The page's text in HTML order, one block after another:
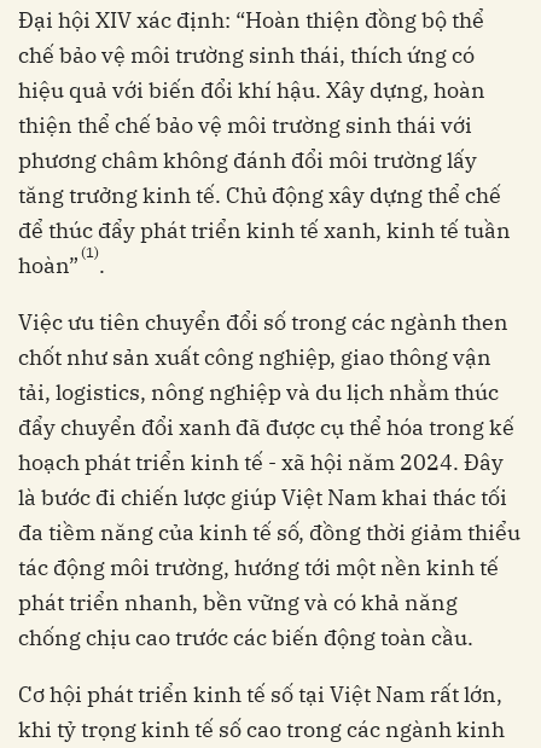
Đại hội XIV xác định: “Hoàn thiện đồng bộ thể
chế bảo vệ môi trường sinh thái, thích ứng có
hiệu quả với biến đổi khí hậu. Xây dựng, hoàn
thiện thể chế bảo vệ môi trường sinh thái với
phương châm không đánh đổi môi trường lấy
tăng trưởng kinh tế. Chủ động xây dựng thể chế
để thúc đẩy phát triển kinh tế xanh, kinh tế tuần
hoàn” (1).
Việc ưu tiên chuyển đổi số trong các ngành then
chốt như sản xuất công nghiệp, giao thông vận
tải, logistics, nông nghiệp và du lịch nhằm thúc
đẩy chuyển đổi xanh đã được cụ thể hóa trong kế
hoạch phát triển kinh tế - xã hội năm 2024. Đây
là bước đi chiến lược giúp Việt Nam khai thác tối
đa tiềm năng của kinh tế số, đồng thời giảm thiểu
tác động môi trường, hướng tới một nền kinh tế
phát triển nhanh, bền vững và có khả năng
chống chịu cao trước các biến động toàn cầu.
Cơ hội phát triển kinh tế số tại Việt Nam rất lớn,
khi tỷ trọng kinh tế số cao trong các ngành kinh